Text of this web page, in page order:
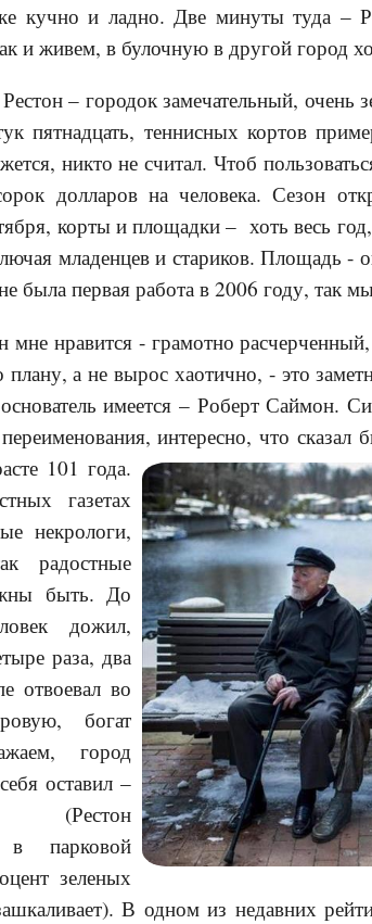
кучно и ладно. Две минуты туда –
и живем, в булочную в другой город
– городок замечательный,
пятнадцать, теннисных кортов
никто не считал. Чтоб
долларов на человека. Сезон
корты и площадки – хоть весь
младенцев и стариков. Площадь
была первая работа в 2006 году, так
мне нравится - грамотно
плану, а не вырос хаотично, - это
имеется – Роберт Саймон.
интересно, что сказал
101 года.
газетах
некрологи,
радостные
быть. До
дожил,
раза, два
отвоевал во
богат
город
оставил –
(Рестон
в парковой
зеленых
В одном из недавних